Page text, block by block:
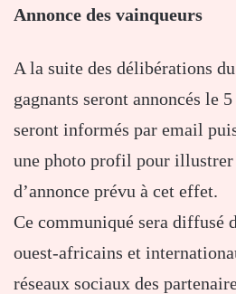
Annonce des vainqueurs
A la suite des délibérations
gagnants seront annoncés le
seront informés par email
une photo profil pour
d’annonce prévu à cet effet.
Ce communiqué sera diffusé
ouest-africains et
réseaux sociaux des